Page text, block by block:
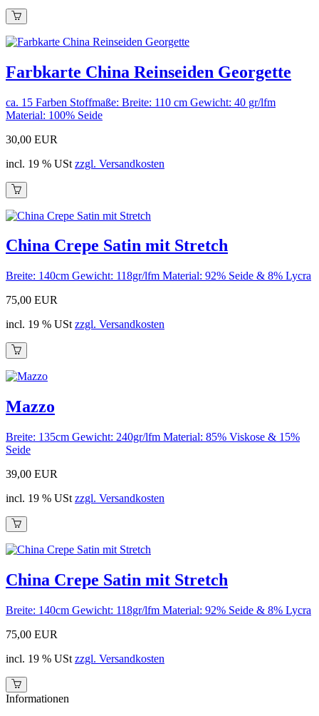
Farbkarte China Reinseiden Georgette
ca. 15 Farben Stoffmaße: Breite: 110 cm Gewicht: 40 gr/lfm
Material: 100% Seide
30,00 EUR
incl. 19 % USt zzgl. Versandkosten
China Crepe Satin mit Stretch
Breite: 140cm Gewicht: 118gr/lfm Material: 92% Seide & 8% Lycra
75,00 EUR
incl. 19 % USt zzgl. Versandkosten
Mazzo
Breite: 135cm Gewicht: 240gr/lfm Material: 85% Viskose & 15%
Seide
39,00 EUR
incl. 19 % USt zzgl. Versandkosten
China Crepe Satin mit Stretch
Breite: 140cm Gewicht: 118gr/lfm Material: 92% Seide & 8% Lycra
75,00 EUR
incl. 19 % USt zzgl. Versandkosten
Informationen